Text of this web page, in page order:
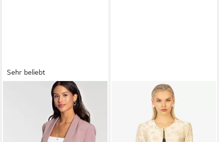
Sehr beliebt
LAURA SCOTTLongblazer
mit gerafften Ärmeln
UVP79,99 €
Jackenblazer mit
Brokatmuster